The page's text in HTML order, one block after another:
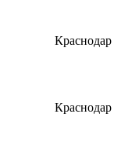
Краснодар
Краснодар